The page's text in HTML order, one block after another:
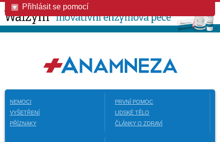
Přihlásit se pomocí
NEMOCI
VYŠETŘENÍ
PŘÍZNAKY
PRVNÍ POMOC
LIDSKÉ TĚLO
ČLÁNKY O ZDRAVÍ